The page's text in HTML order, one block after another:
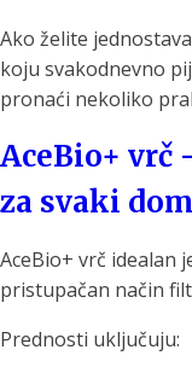
Ako želite
koju svakodnevno
pronaći nekoliko
AceBio+ vrč
za svaki dom
AceBio+ vrč idealan
pristupačan način
Prednosti uključuju: